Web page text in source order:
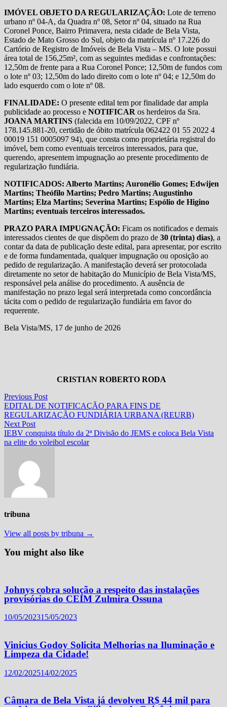
IMÓVEL OBJETO DA REGULARIZAÇÃO: Lote de terreno
urbano nº 04-A, da Quadra nº 08, Setor nº 04, situado na Rua
Coronel Ponce, Bairro Primavera, nesta cidade de Bela Vista,
Estado de Mato Grosso do Sul, objeto da matrícula nº 17.226 do
Cartório de Registro de Imóveis de Bela Vista – MS. O lote possui
área total de 156,25m², com as seguintes medidas e confrontações:
12,50m de frente para a Rua Coronel Ponce; 12,50m de fundos com
o lote nº 03; 12,50m do lado direito com o lote nº 04; e 12,50m do
lado esquerdo com o lote nº 08.
FINALIDADE: O presente edital tem por finalidade dar ampla
publicidade ao processo e NOTIFICAR os herdeiros da Sra.
JOANA MARTINS (falecida em 10/09/2022, CPF nº
178.145.881-20, certidão de óbito matrícula 062422 01 55 2022 4
00019 151 0005097 94), que consta como proprietária registral do
imóvel, bem como eventuais terceiros interessados, para que,
querendo, apresentem impugnação ao presente procedimento de
regularização fundiária.
NOTIFICADOS: Alberto Martins; Auronélio Gomes; Edwijen
Martins; Theófilo Martins; Pedro Martins; Augustinho
Martins; Elza Martins; Severina Martins; Espólio de Higino
Martins; eventuais terceiros interessados.
PRAZO PARA IMPUGNAÇÃO: Ficam os notificados e demais
interessados cientes de que dispõem do prazo de 30 (trinta) dias), a
contar da data de publicação deste edital, para apresentar, por escrito
e de forma fundamentada, qualquer impugnação ou oposição ao
pedido de regularização. A manifestação deverá ser protocolada
diretamente no setor de habitação do Município de Bela Vista/MS,
responsável pela análise do procedimento. A ausência de
manifestação no prazo legal será interpretada como concordância
tácita com o pedido de regularização fundiária em favor do
requerente.
Bela Vista/MS, 17 de junho de 2026
CRISTIAN ROBERTO RODA
Navegação
de
Post
Previous PostPrevious
post:
EDITAL DE NOTIFICAÇÃO PARA FINS DE
REGULARIZAÇÃO FUNDIÁRIA URBANA (REURB)
Next PostNext
post:
IEBV conquista título da 2ª Divisão do JEMS e coloca Bela Vista
na elite do voleibol escolar
tribuna
View all posts by tribuna →
You might also like
Johnys cobra solução a respeito das instalações
provisórias do CEIM Zulmira Ossuna
10/05/202315/05/2023
Vinicius Godoy Solicita Melhorias na Iluminação e
Limpeza da Cidade!
12/02/202514/02/2025
Câmara de Bela Vista já devolveu R$ 44 mil para